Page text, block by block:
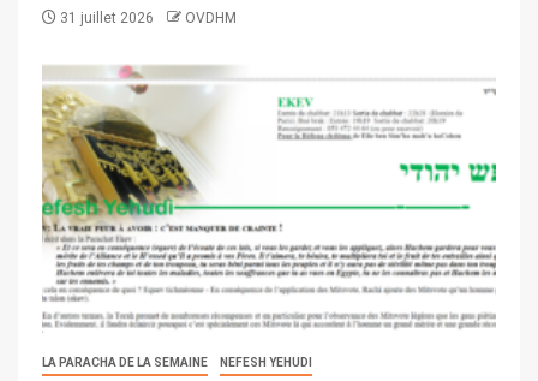
31 juillet 2026 OVDHM
LA PARACHA DE LA SEMAINE NEFESH YEHUDI